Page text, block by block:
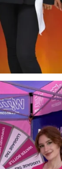
IMPACT